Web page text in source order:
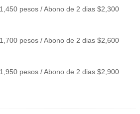
pesos / Abono de 2 dias $2,300
pesos / Abono de 2 dias $2,600
pesos / Abono de 2 dias $2,900